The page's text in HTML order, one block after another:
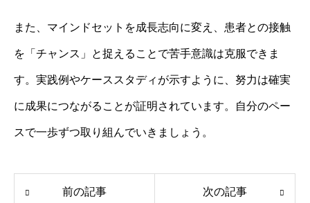
また、マインドセットを成長志向に変え、患者との接触
を「チャンス」と捉えることで苦手意識は克服できま
す。実践例やケーススタディが示すように、努力は確実
に成果につながることが証明されています。自分のペー
スで一歩ずつ取り組んでいきましょう。
前の記事 次の記事